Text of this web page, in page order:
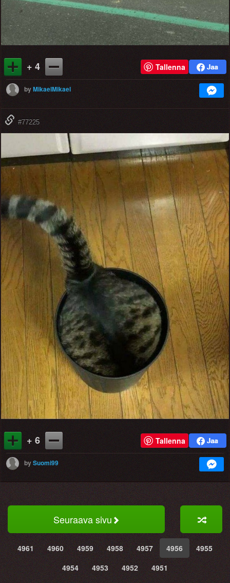
+ 4 Tallenna
byMikaelMikael
#77225
+ 6 Tallenna
bySuomi99
Seuraava sivu
4961 4960 4959 4958 4957 4956
4955
4954
4953 4952 4951